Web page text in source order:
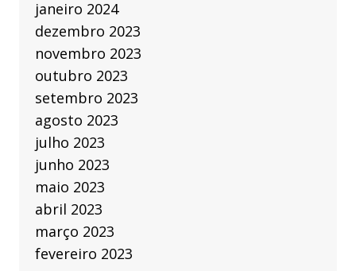
janeiro 2024
dezembro 2023
novembro 2023
outubro 2023
setembro 2023
agosto 2023
julho 2023
junho 2023
maio 2023
abril 2023
março 2023
fevereiro 2023